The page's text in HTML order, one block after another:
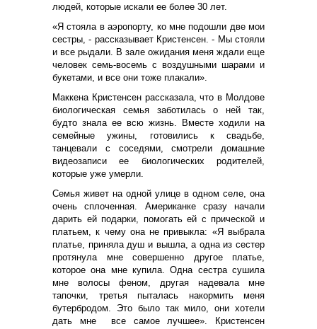
людей, которые искали ее более 30 лет.
«Я стояла в аэропорту, ко мне подошли две мои
сестры, - рассказывает Кристенсен. - Мы стояли
и все рыдали. В зале ожидания меня ждали еще
человек семь-восемь с воздушными шарами и
букетами, и все они тоже плакали».
Маккена Кристенсен рассказала, что в Молдове
биологическая семья заботилась о ней так,
будто знала ее всю жизнь. Вместе ходили на
семейные ужины, готовились к свадьбе,
танцевали с соседями, смотрели домашние
видеозаписи ее биологических родителей,
которые уже умерли.
Семья живет на одной улице в одном селе, она
очень сплоченная. Американке сразу начали
дарить ей подарки, помогать ей с прической и
платьем, к чему она не привыкла: «Я выбрала
платье, приняла душ и вышла, а одна из сестер
протянула мне совершенно другое платье,
которое она мне купила. Одна сестра сушила
мне волосы феном, другая надевала мне
тапочки, третья пыталась накормить меня
бутербродом. Это было так мило, они хотели
дать мне все самое лучшее». Кристенсен